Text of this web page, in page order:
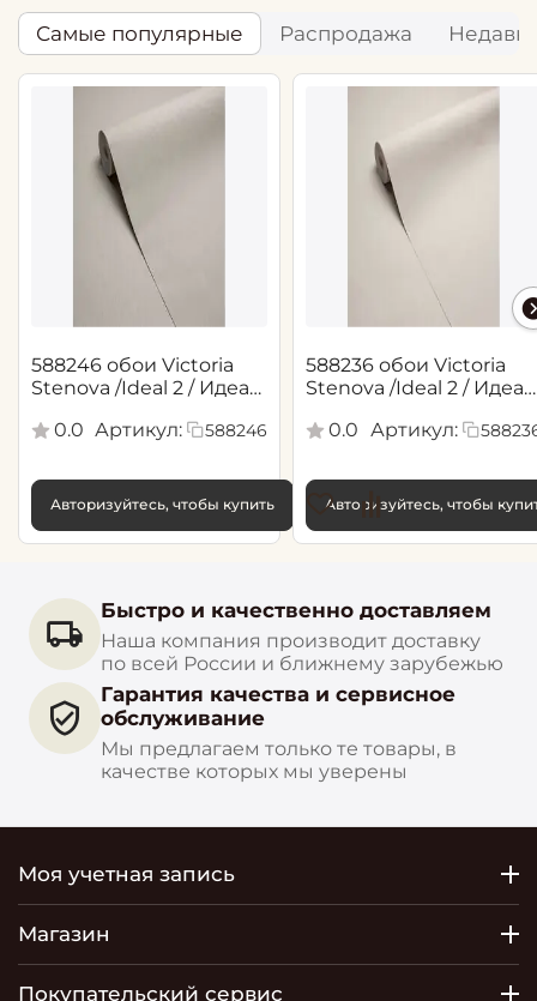
Самые популярные Распродажа
588246 обои Victoria
Stenova /Ideal 2 / Идеал
0.0 Артикул: 588246
Авторизуйтесь, чтобы купить
588236 обои Victoria
Stenova /Ideal 2 / Идеал
0.0
Артикул:
Авторизуйтесь, чтобы
Быстро и качественно доставляем
Наша компания производит доставку
по всей России и ближнему зарубежью
Гарантия качества и сервисное
обслуживание
Мы предлагаем только те товары, в
качестве которых мы уверены
Моя учетная запись
Магазин
Покупательский сервис